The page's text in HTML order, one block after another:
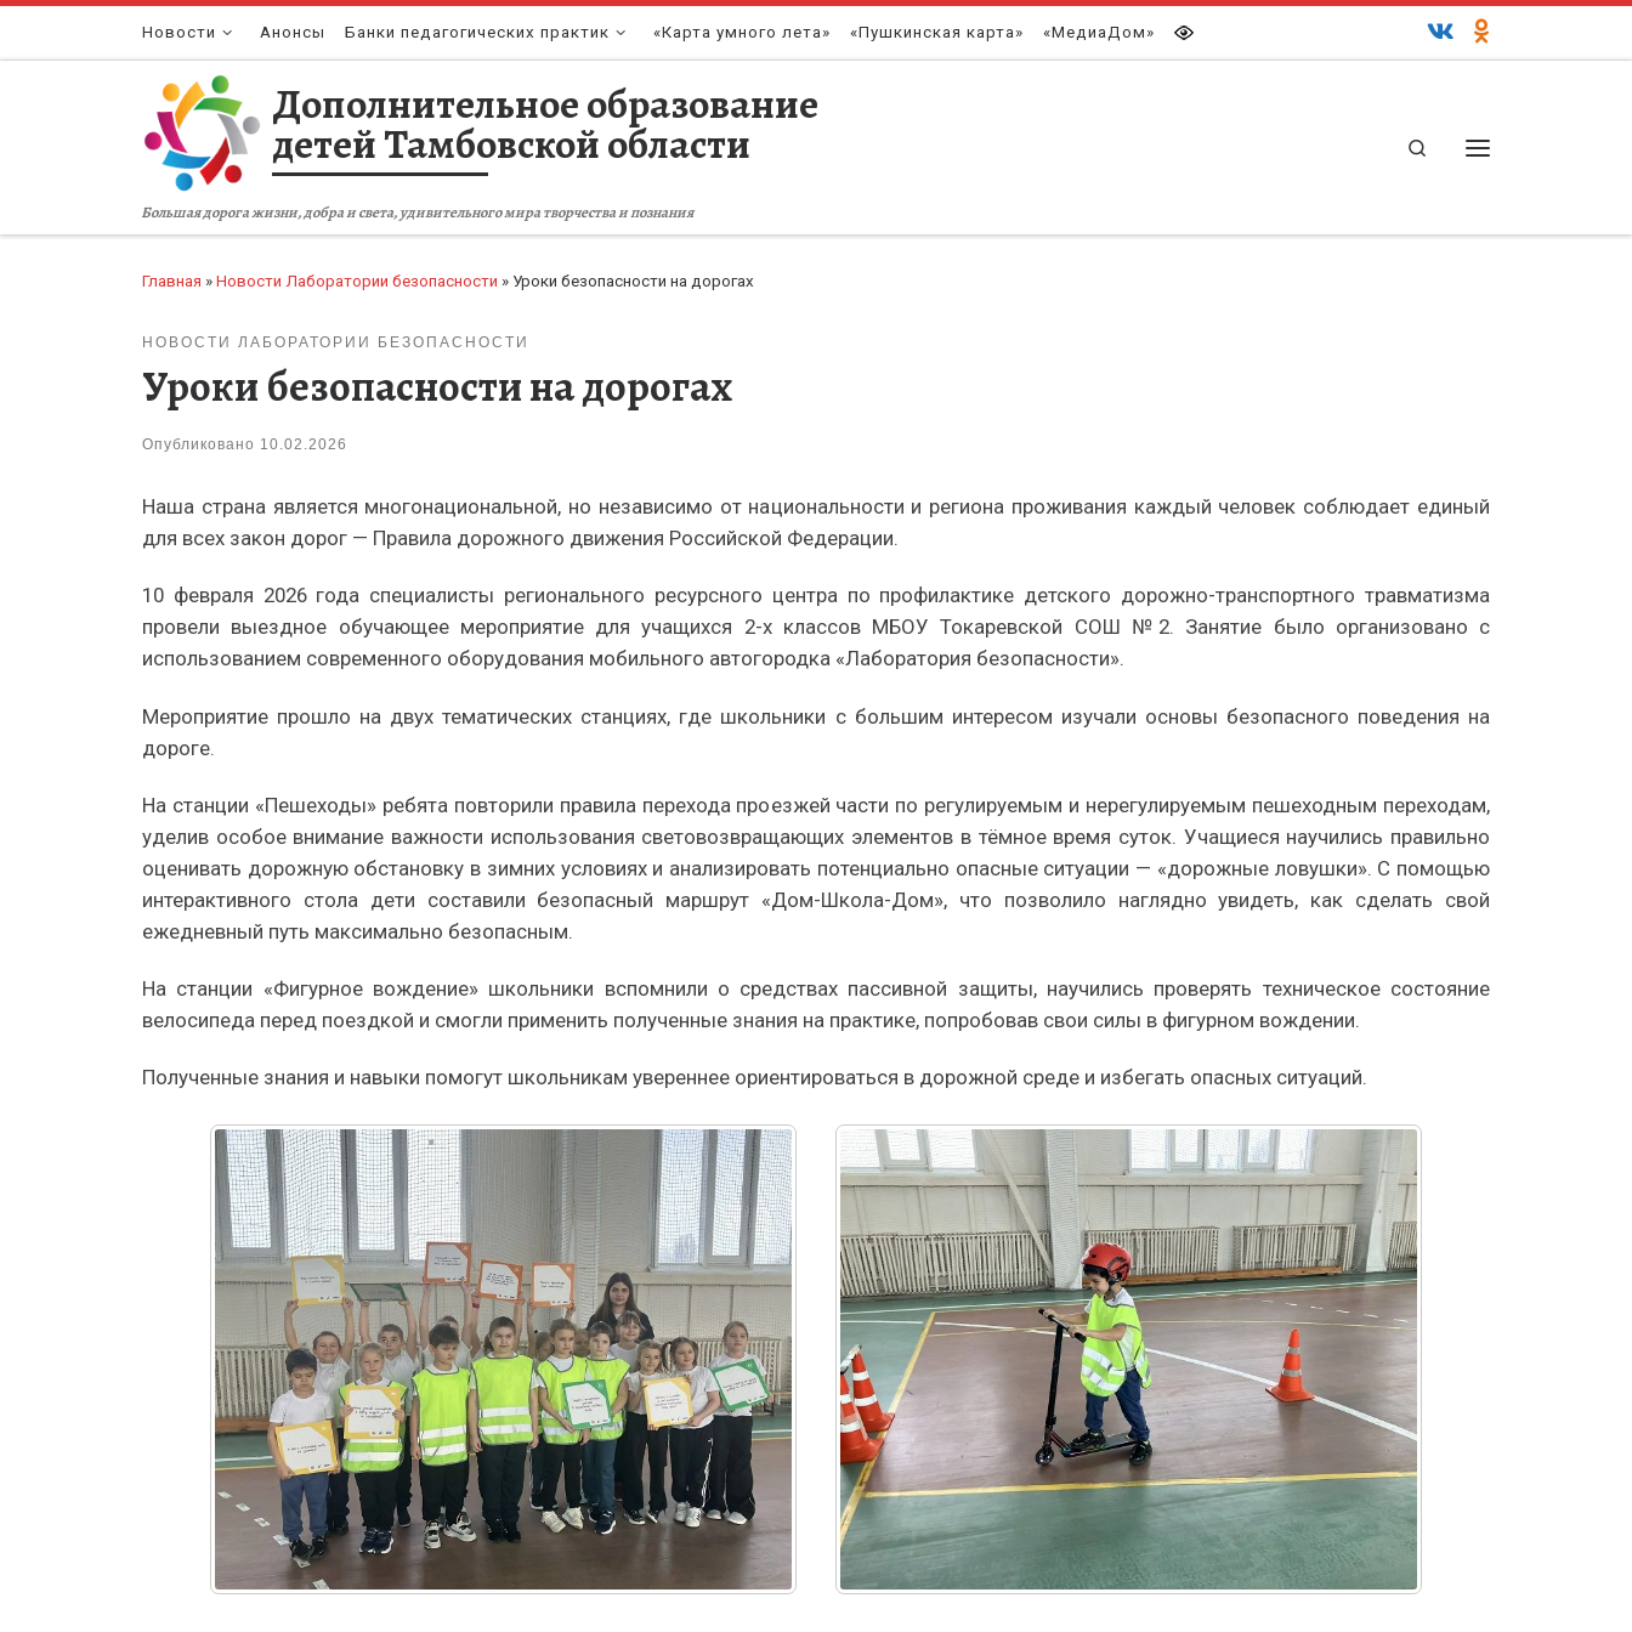
Перейти к содержимому
Новости Анонсы Банки педагогических практик «Карта умного лета» «Пушкинская карта» «МедиаДом»
Дополнительное образование
детей Тамбовской области
Большая дорога жизни, добра и света, удивительного мира творчества и познания
Search
Главная » Новости Лаборатории безопасности » Уроки безопасности на дорогах
НОВОСТИ ЛАБОРАТОРИИ БЕЗОПАСНОСТИ
Уроки безопасности на дорогах
Опубликовано 10.02.2026
Наша страна является многонациональной, но независимо от национальности и региона проживания каждый человек соблюдает единый
для всех закон дорог — Правила дорожного движения Российской Федерации.
10 февраля 2026 года специалисты регионального ресурсного центра по профилактике детского дорожно-транспортного травматизма
провели выездное обучающее мероприятие для учащихся 2-х классов МБОУ Токаревской СОШ №2. Занятие было организовано с
использованием современного оборудования мобильного автогородка «Лаборатория безопасности».
Мероприятие прошло на двух тематических станциях, где школьники с большим интересом изучали основы безопасного поведения на
дороге.
На станции «Пешеходы» ребята повторили правила перехода проезжей части по регулируемым и нерегулируемым пешеходным переходам,
уделив особое внимание важности использования световозвращающих элементов в тёмное время суток. Учащиеся научились правильно
оценивать дорожную обстановку в зимних условиях и анализировать потенциально опасные ситуации — «дорожные ловушки». С помощью
интерактивного стола дети составили безопасный маршрут «Дом-Школа-Дом», что позволило наглядно увидеть, как сделать свой
ежедневный путь максимально безопасным.
На станции «Фигурное вождение» школьники вспомнили о средствах пассивной защиты, научились проверять техническое состояние
велосипеда перед поездкой и смогли применить полученные знания на практике, попробовав свои силы в фигурном вождении.
Полученные знания и навыки помогут школьникам увереннее ориентироваться в дорожной среде и избегать опасных ситуаций.